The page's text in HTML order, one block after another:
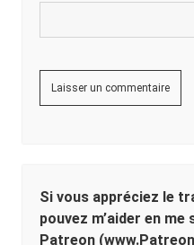
Si vous appréciez le
pouvez m’aider en
Patreon